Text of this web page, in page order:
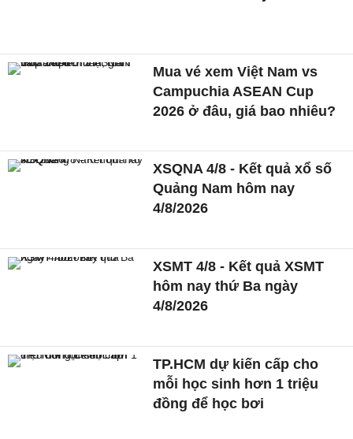
Mua vé xem Việt Nam vs
Campuchia ASEAN Cup
2026 ở đâu, giá bao nhiêu?
XSQNA 4/8 - Kết quả xổ số
Quảng Nam hôm nay
4/8/2026
XSMT 4/8 - Kết quả XSMT
hôm nay thứ Ba ngày
4/8/2026
TP.HCM dự kiến cấp cho
mỗi học sinh hơn 1 triệu
đồng để học bơi